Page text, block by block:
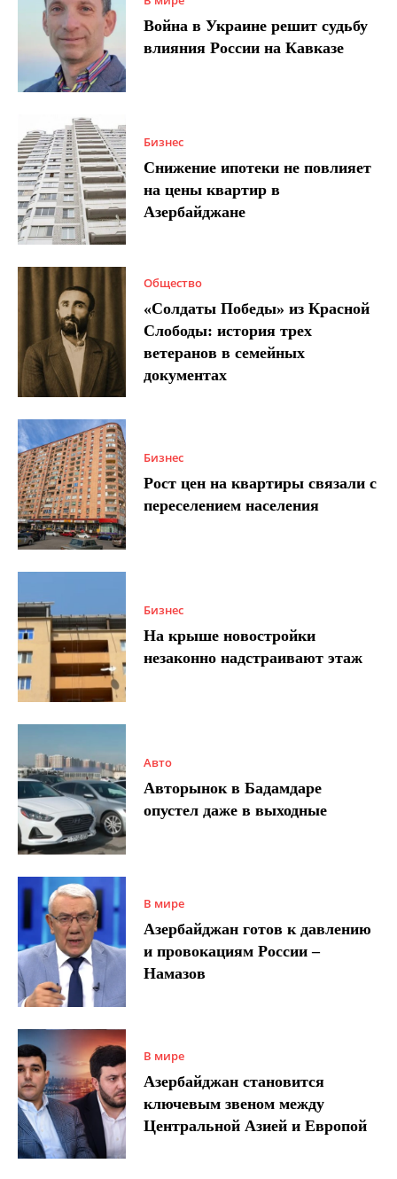
Война в Украине решит судьбу
влияния России на Кавказе
Бизнес
Снижение ипотеки не повлияет
на цены квартир в
Азербайджане
Общество
«Солдаты Победы» из Красной
Слободы: история трех
ветеранов в семейных
документах
Бизнес
Рост цен на квартиры связали с
переселением населения
Бизнес
На крыше новостройки
незаконно надстраивают этаж
Авто
Авторынок в Бадамдаре
опустел даже в выходные
В мире
Азербайджан готов к давлению
и провокациям России –
Намазов
В мире
Азербайджан становится
ключевым звеном между
Центральной Азией и Европой